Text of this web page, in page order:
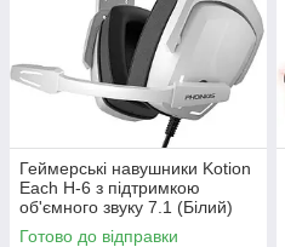
Геймерські навушники Kotion
Each H-6 з підтримкою
об'ємного звуку 7.1 (Білий)
Готово до відправки